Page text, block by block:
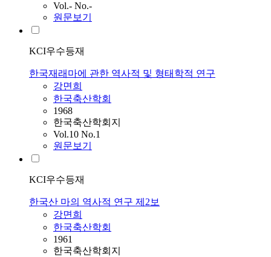
Vol.- No.-
원문보기
KCI우수등재
한국재래마에 관한 역사적 및 형태학적 연구
강면희
한국축산학회
1968
한국축산학회지
Vol.10 No.1
원문보기
KCI우수등재
한국산 마의 역사적 연구 제2보
강면희
한국축산학회
1961
한국축산학회지